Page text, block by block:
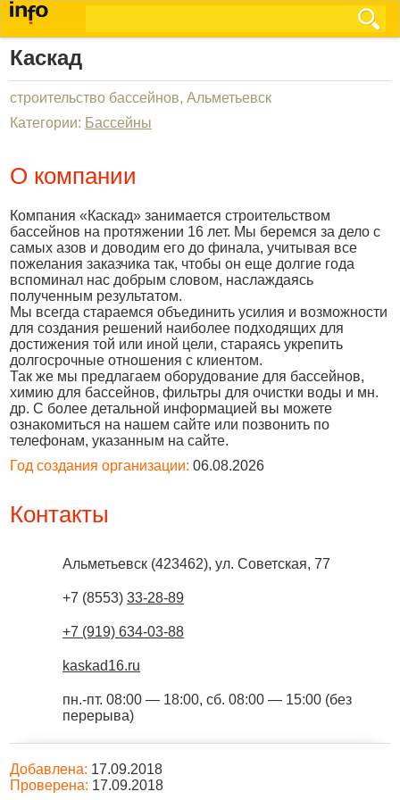
Каскад
строительство бассейнов, Альметьевск
Категории: Бассейны
О компании
Компания «Каскад» занимается строительством
бассейнов на протяжении 16 лет. Мы беремся за дело с
самых азов и доводим его до финала, учитывая все
пожелания заказчика так, чтобы он еще долгие года
вспоминал нас добрым словом, наслаждаясь
полученным результатом.
Мы всегда стараемся объединить усилия и возможности
для создания решений наиболее подходящих для
достижения той или иной цели, стараясь укрепить
долгосрочные отношения с клиентом.
Так же мы предлагаем оборудование для бассейнов,
химию для бассейнов, фильтры для очистки воды и мн.
др. С более детальной информацией вы можете
ознакомиться на нашем сайте или позвонить по
телефонам, указанным на сайте.
Год создания организации: 06.08.2026
Контакты
Альметьевск (423462), ул. Советская, 77
+7 (8553) 33-28-89
+7 (919) 634-03-88
kaskad16.ru
пн.-пт. 08:00 — 18:00, сб. 08:00 — 15:00 (без
перерыва)
Добавлена: 17.09.2018
Проверена: 17.09.2018